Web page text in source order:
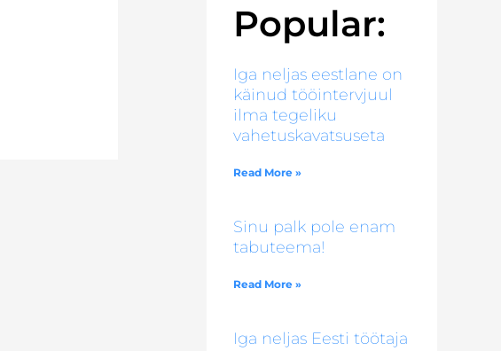
Popular:
Iga neljas eestlane on
käinud tööintervjuul
ilma tegeliku
vahetuskavatsuseta
Read More »
Sinu palk pole enam
tabuteema!
Read More »
Iga neljas Eesti töötaja